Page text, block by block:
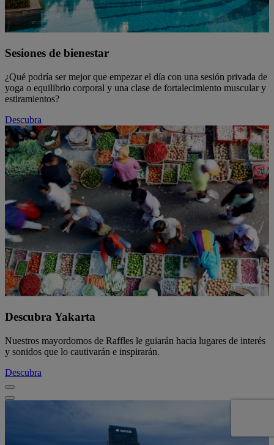
Sesiones de bienestar
¿Qué podría ser mejor que empezar el día con una sesión privada de
yoga o equilibrio corporal y una clase de fortalecimiento muscular y
estiramientos?
Descubra
Descubra Yakarta
Nuestros mayordomos de Raffles le guiarán hacia lugares de interés
y sonidos que lo cautivarán e inspirarán.
Descubra